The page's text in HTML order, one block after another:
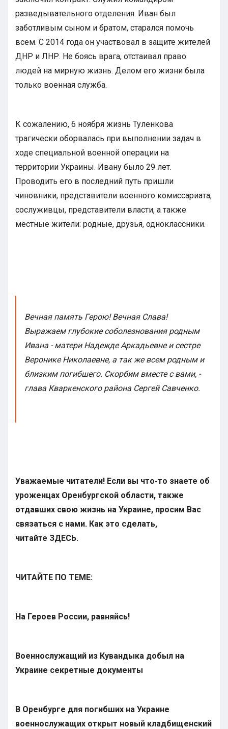
разведывательного отделения. Иван был
заботливым сыном и братом, старался помочь
всем. С 2014 года он участвовал в защите жителей
ДНР и ЛНР. Не боясь врага, отстаивал право
людей на мирную жизнь. Делом его жизни была
только военная служба.
К сожалению, 6 ноября жизнь Туленкова
трагически оборвалась при выполнении задач в
ходе специальной военной операции на
территории Украины. Ивану было 29 лет.
Проводить его в последний путь пришли
чиновники, представители военного комиссариата,
сослуживцы, представители власти, а также
местные жители: родные, друзья, одноклассники.
Вечная память Герою! Вечная Слава!
Выражаем глубокие соболезнования родным
Ивана - матери Надежде Аркадьевне и сестре
Веронике Николаевне, а так же всем родным и
близким погибшего. Скорбим вместе с вами, -
глава Кваркенского района Сергей Савченко.
Уважаемые читатели! Если вы что-то знаете об
уроженцах Оренбургской области, также
отдавших свою жизнь на Украине, просим Вас
связаться с нами. Как это сделать,
читайте ЗДЕСЬ.
ЧИТАЙТЕ ПО ТЕМЕ:
На Героев России, равняйсь!
Военнослужащий из Кувандыка добыл на
Украине секретные документы
В Оренбурге для погибших на Украине
военнослужащих открыт новый кладбищенский